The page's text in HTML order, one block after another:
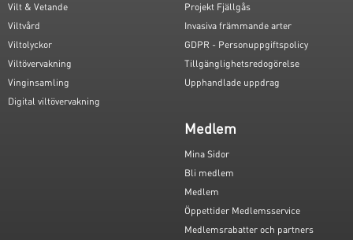
Vilt & Vetande
Viltvård
Viltolyckor
Viltövervakning
Vinginsamling
Digital viltövervakning
Projekt Fjällgås
Invasiva främmande arter
GDPR - Personuppgiftspolicy
Tillgänglighetsredogörelse
Upphandlade uppdrag
Medlem
Mina Sidor
Bli medlem
Medlem
Öppettider Medlemsservice
Medlemsrabatter och partners